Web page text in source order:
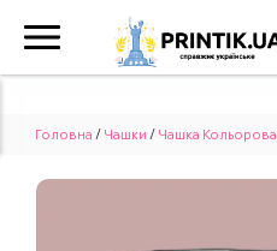
Головна / Чашки / Чашка Кольорова